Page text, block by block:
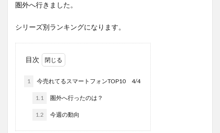
圏外へ行きました。
シリーズ別ランキングになります。
目次
1 今売れてるスマートフォンTOP10 4/4
1.1 圏外へ行ったのは？
1.2 今週の動向